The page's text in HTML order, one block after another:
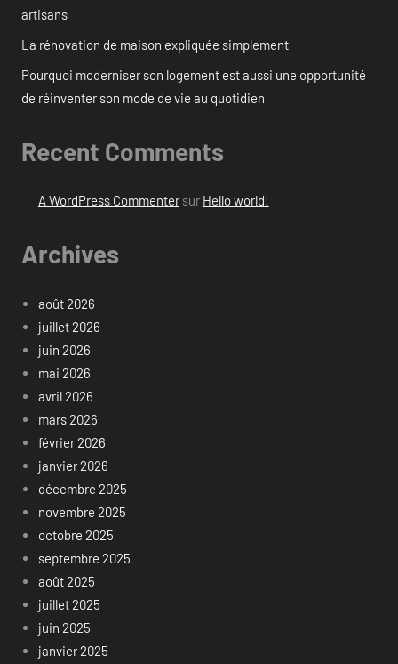
artisans
La rénovation de maison expliquée simplement
Pourquoi moderniser son logement est aussi une opportunité
de réinventer son mode de vie au quotidien
Recent Comments
A WordPress Commentersur Hello world!
Archives
août 2026
juillet 2026
juin 2026
mai 2026
avril 2026
mars 2026
février 2026
janvier 2026
décembre 2025
novembre 2025
octobre 2025
septembre 2025
août 2025
juillet 2025
juin 2025
janvier 2025